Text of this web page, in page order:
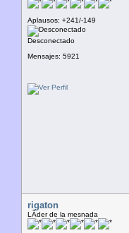
Aplausos: +241/-149
Desconectado
Mensajes: 5921
rigaton
LÃ­der de la mesnada